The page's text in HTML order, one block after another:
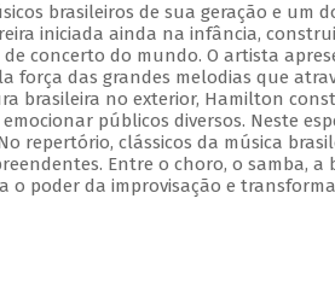
brasileiros de sua geração e um
iniciada ainda na infância,
concerto do mundo. O artista
força das grandes melodias que
brasileira no exterior, Hamilton
públicos diversos. Neste
repertório, clássicos da música
Entre o choro, o samba, a
o poder da improvisação e